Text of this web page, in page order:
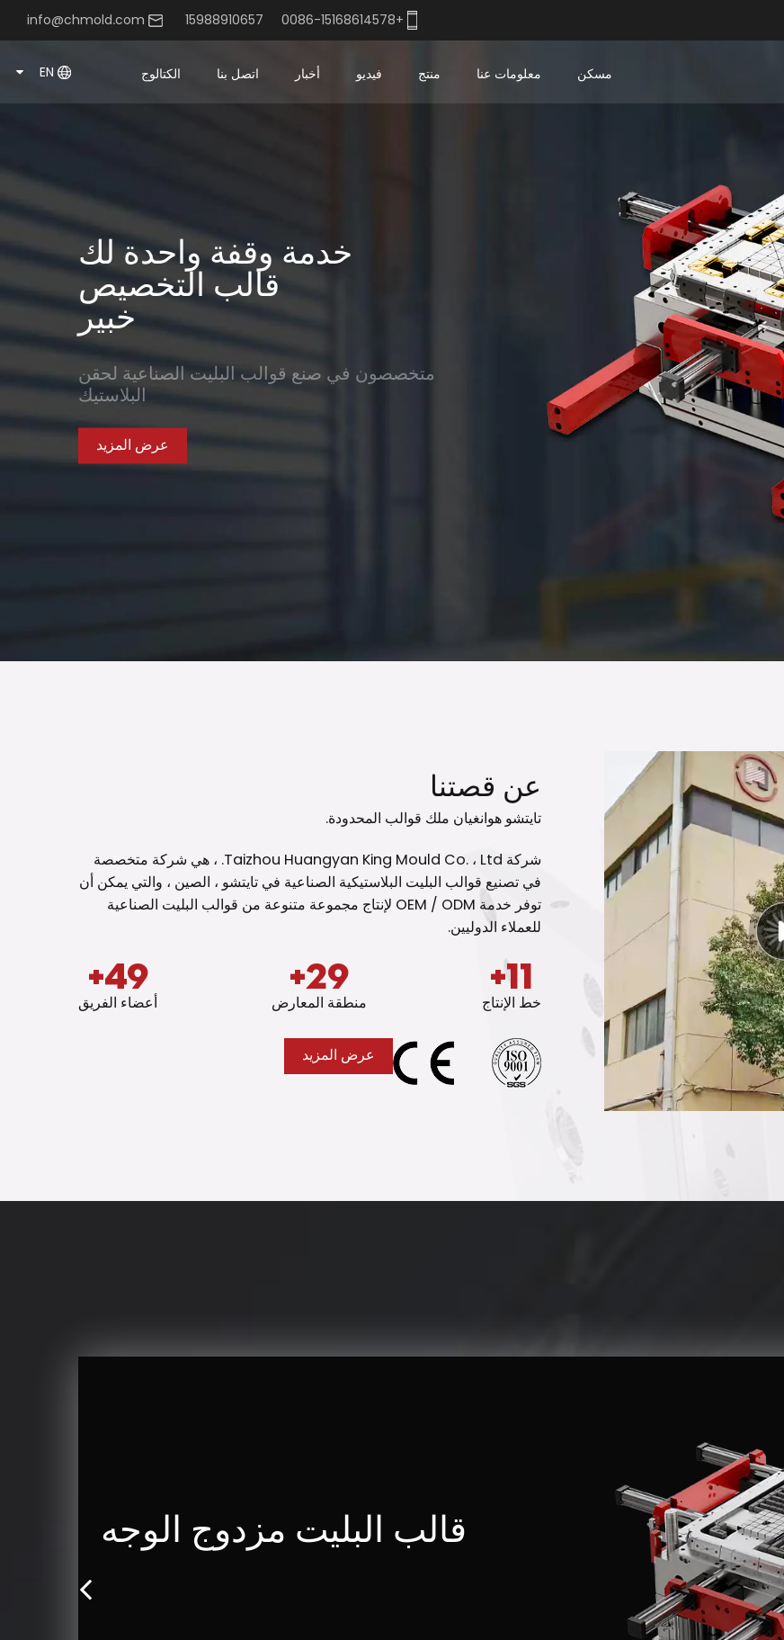
+0086-15168614578 15988910657
info@chmold.com
مسكن معلومات عنا منتج فيديو أخبار اتصل بنا الكتالوج
خدمة وقفة واحدة لك
قالب التخصيص
خبير
متخصصون في صنع قوالب البليت الصناعية لحقن
البلاستيك
عرض المزيد
عن قصتنا
تايتشو هوانغيان ملك قوالب المحدودة.
شركة Taizhou Huangyan King Mould Co. ، Ltd. ، هي شركة متخصصة
في تصنيع قوالب البليت البلاستيكية الصناعية في تايتشو ، الصين ، والتي يمكن أن
توفر خدمة OEM / ODM لإنتاج مجموعة متنوعة من قوالب البليت الصناعية
للعملاء الدوليين.
12
+
خط الإنتاج
30
+
منطقة المعارض
50
+
أعضاء الفريق
عرض المزيد
قالب البليت متوسط ​​الحجم